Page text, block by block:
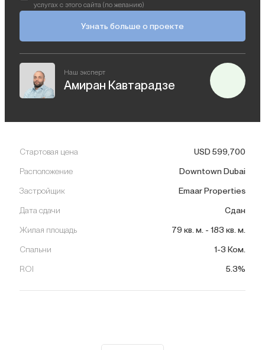
услугах с этого сайта (по желанию)
Узнать больше о проекте
Наш эксперт
Амиран Кавтарадзе
Стартовая цена USD 599,700
Расположение Downtown Dubai
Застройщик Emaar Properties
Дата сдачи Сдан
Жилая площадь 79 кв. м. - 183 кв. м.
Спальни 1-3 Ком.
ROI 5.3%